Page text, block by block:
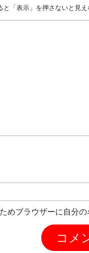
と「表示」を押さないと見え
めブラウザーに自分